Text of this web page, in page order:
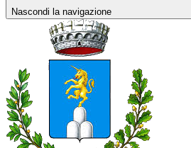
Nascondi la navigazione